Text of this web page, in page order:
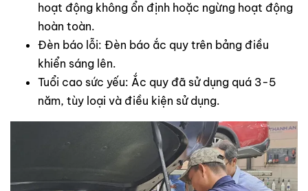
hoạt động không ổn định hoặc ngừng hoạt động
hoàn toàn.
Đèn báo lỗi: Đèn báo ắc quy trên bảng điều
khiển sáng lên.
Tuổi cao sức yếu: Ắc quy đã sử dụng quá 3-5
năm, tùy loại và điều kiện sử dụng.